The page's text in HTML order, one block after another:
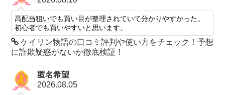
高配当狙いでも買い目が整理されていて分かりやすかった。
初心者でも買いやすいと思います。
ケイリン物語の口コミ評判や使い方をチェック！予想
に詐欺疑惑がないか徹底検証！
匿名希望
2026.08.05